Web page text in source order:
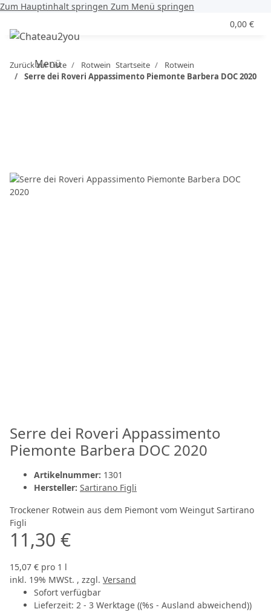
Zum Hauptinhalt springen Zum Menü springen
Menü
0,00 €
Zurück zur Liste Rotwein Startseite
Rotwein
Serre dei Roveri Appassimento Piemonte Barbera DOC 2020
Serre dei Roveri Appassimento
Piemonte Barbera DOC 2020
Artikelnummer: 1301
Hersteller: Sartirano Figli
Trockener Rotwein aus dem Piemont vom Weingut Sartirano
Figli
11,30 €
15,07 € pro 1 l
inkl. 19% MWSt. , zzgl. Versand
Sofort verfügbar
Lieferzeit: 2 - 3 Werktage ((%s - Ausland abweichend))